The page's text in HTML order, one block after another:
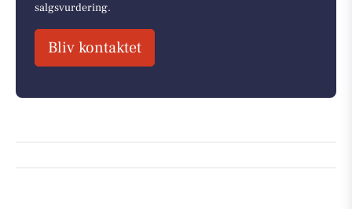
salgsvurdering.
Bliv kontaktet